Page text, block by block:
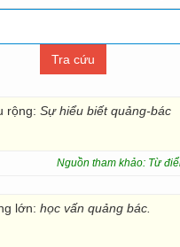
rộng: Sự hiểu biết quảng-bác
Nguồn tham khảo: Từ
lớn: học vấn quảng bác.